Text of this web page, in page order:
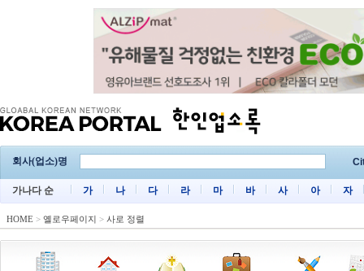
회사(업소)명
가나다 순 가 나 다 라 마 바 사 아 자
HOME > 옐로우페이지 > 사로 정렬